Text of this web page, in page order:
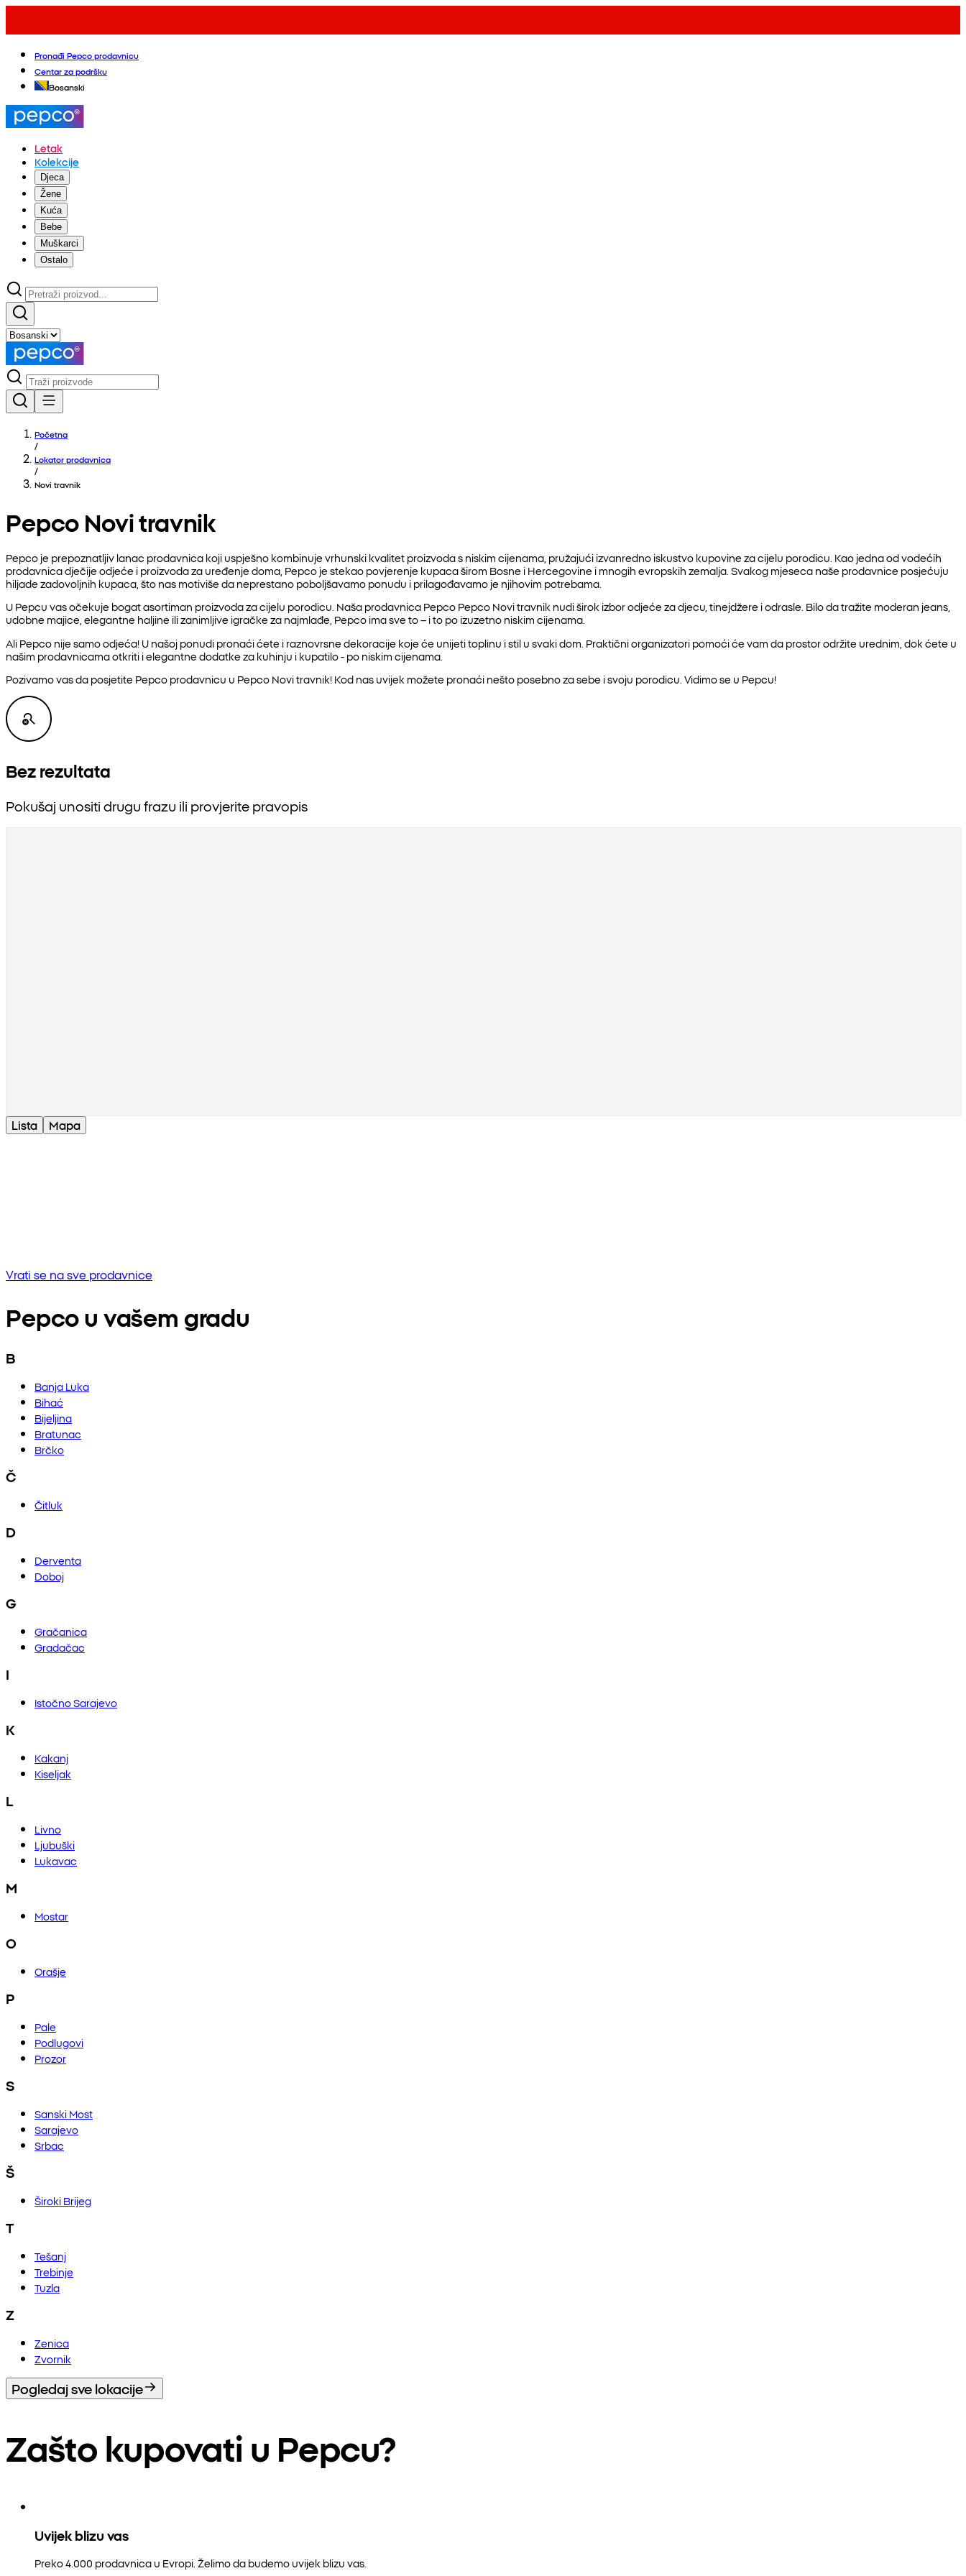
Pronađi Pepco prodavnicu
Centar za podršku
Bosanski
Letak
Kolekcije
Djeca
Žene
Kuća
Bebe
Muškarci
Ostalo
Početna
/
Lokator prodavnica
/
Novi travnik
Pepco Novi travnik
Pepco je prepoznatljiv lanac prodavnica koji uspješno kombinuje vrhunski kvalitet proizvoda s niskim cijenama, pružajući izvanredno iskustvo kupovine za cijelu porodicu. Kao jedna od vodećih
prodavnica dječije odjeće i proizvoda za uređenje doma, Pepco je stekao povjerenje kupaca širom Bosne i Hercegovine i mnogih evropskih zemalja. Svakog mjeseca naše prodavnice posjećuju
hiljade zadovoljnih kupaca, što nas motiviše da neprestano poboljšavamo ponudu i prilagođavamo je njihovim potrebama.
U Pepcu vas očekuje bogat asortiman proizvoda za cijelu porodicu. Naša prodavnica Pepco Pepco Novi travnik nudi širok izbor odjeće za djecu, tinejdžere i odrasle. Bilo da tražite moderan jeans,
udobne majice, elegantne haljine ili zanimljive igračke za najmlađe, Pepco ima sve to – i to po izuzetno niskim cijenama.
Ali Pepco nije samo odjeća! U našoj ponudi pronaći ćete i raznovrsne dekoracije koje će unijeti toplinu i stil u svaki dom. Praktični organizatori pomoći će vam da prostor održite urednim, dok ćete u
našim prodavnicama otkriti i elegantne dodatke za kuhinju i kupatilo - po niskim cijenama.
Pozivamo vas da posjetite Pepco prodavnicu u Pepco Novi travnik! Kod nas uvijek možete pronaći nešto posebno za sebe i svoju porodicu. Vidimo se u Pepcu!
Bez rezultata
Pokušaj unositi drugu frazu ili provjerite pravopis
Lista Mapa
Vrati se na sve prodavnice
Pepco u vašem gradu
B
Banja Luka
Bihać
Bijeljina
Bratunac
Brčko
Č
Čitluk
D
Derventa
Doboj
G
Gračanica
Gradačac
I
Istočno Sarajevo
K
Kakanj
Kiseljak
L
Livno
Ljubuški
Lukavac
M
Mostar
O
Orašje
P
Pale
Podlugovi
Prozor
S
Sanski Most
Sarajevo
Srbac
Š
Široki Brijeg
T
Tešanj
Trebinje
Tuzla
Z
Zenica
Zvornik
Pogledaj sve lokacije
Zašto kupovati u Pepcu?
Uvijek blizu vas
Preko 4.000 prodavnica u Evropi. Želimo da budemo uvijek blizu vas.